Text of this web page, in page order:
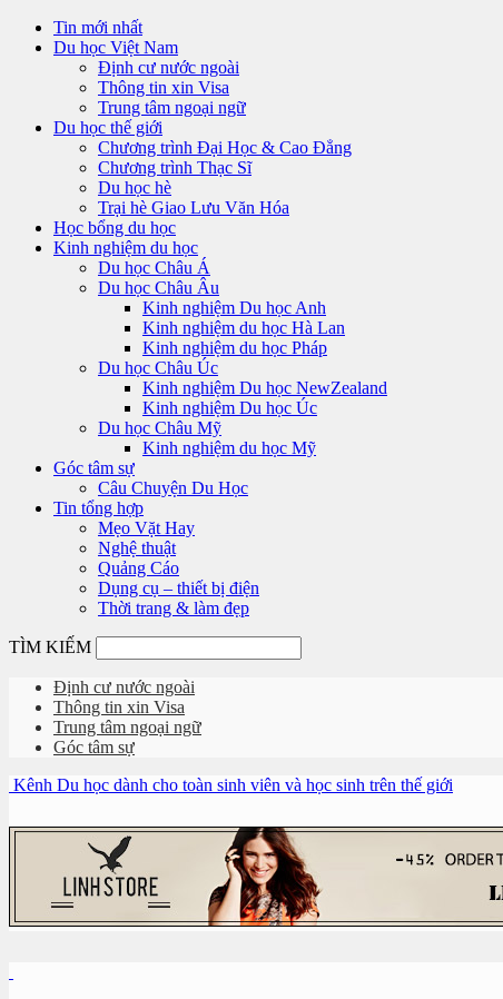
Tin mới nhất
Du học Việt Nam
Định cư nước ngoài
Thông tin xin Visa
Trung tâm ngoại ngữ
Du học thế giới
Chương trình Đại Học & Cao Đẳng
Chương trình Thạc Sĩ
Du học hè
Trại hè Giao Lưu Văn Hóa
Học bổng du học
Kinh nghiệm du học
Du học Châu Á
Du học Châu Âu
Kinh nghiệm Du học Anh
Kinh nghiệm du học Hà Lan
Kinh nghiệm du học Pháp
Du học Châu Úc
Kinh nghiệm Du học NewZealand
Kinh nghiệm Du học Úc
Du học Châu Mỹ
Kinh nghiệm du học Mỹ
Góc tâm sự
Câu Chuyện Du Học
Tin tổng hợp
Mẹo Vặt Hay
Nghệ thuật
Quảng Cáo
Dụng cụ – thiết bị điện
Thời trang & làm đẹp
TÌM KIẾM
Định cư nước ngoài
Thông tin xin Visa
Trung tâm ngoại ngữ
Góc tâm sự
Kênh Du học dành cho toàn sinh viên và học sinh trên thế giới